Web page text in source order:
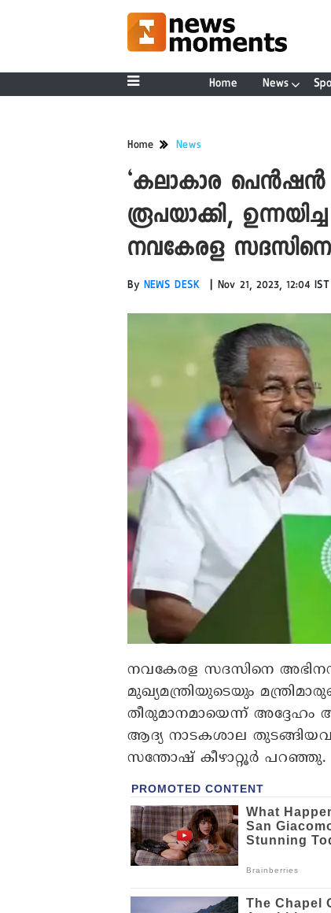
Home News
Home News
‘കലാകാര പെൻഷൻ
രൂപയാക്കി,
നവകേരള സദസിനെ
By NEWS DESK | Nov 21, 2023, 12:04 IST
നവകേരള സദസിനെ
മുഖ്യമന്ത്രിയുടെയും
തീരുമാനമായെന്ന്
ആദ്യ നാടകശാല
സന്തോഷ് കീഴാറ്റൂർ പറഞ്ഞു.